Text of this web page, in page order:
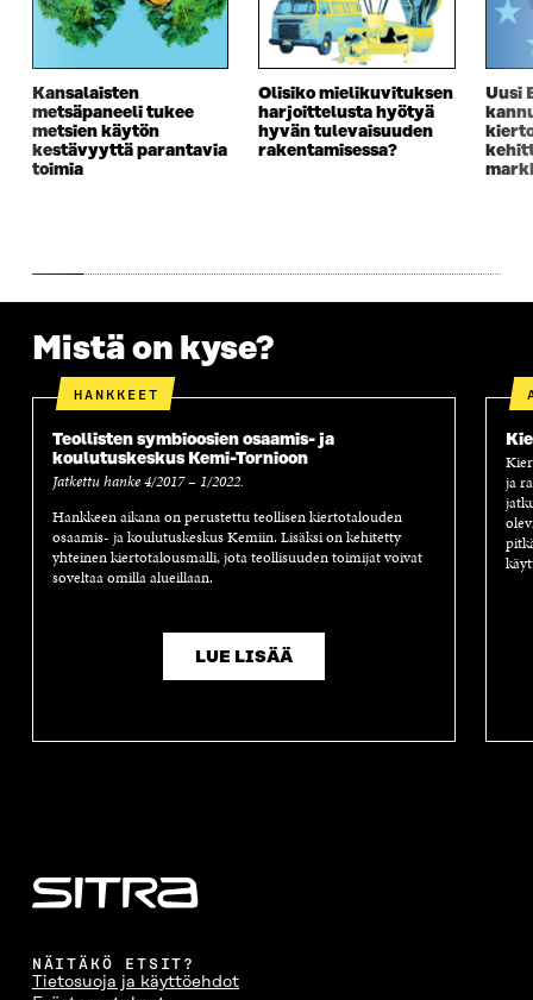
I
K
K
U
N
A
S
S
K
U
N
A
S
S
I
K
S
A
I
K
K
U
N
A
Kansalaisten
metsäpaneeli tukee
metsien käytön
kestävyyttä parantavia
toimia
Olisiko mielikuvituksen
harjoittelusta hyötyä
hyvän tulevaisuuden
rakentamisessa?
Uusi
Mistä on kyse?
HANKKEET
Teollisten symbioosien osaamis- ja
koulutuskeskus Kemi-Tornioon
Jatkettu hanke 4/2017 – 1/2022.
Hankkeen aikana on perustettu teollisen kiertotalouden
osaamis- ja koulutuskeskus Kemiin. Lisäksi on kehitetty
yhteinen kiertotalousmalli, jota teollisuuden toimijat voivat
soveltaa omilla alueillaan.
LUE LISÄÄ
ja
NÄITÄKÖ ETSIT?
Tietosuoja ja käyttöehdot